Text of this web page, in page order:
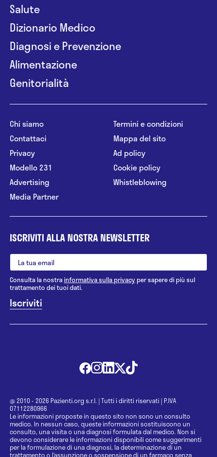
comportamenti di Salute, in Italia e all’estero.
Per finalità di ricerca clinica e sociale ho
collaborato con il Prof. Andrew Steptoe, presso la
University College London, e con l’organizzazione
non governativa Population Media Center.
Dal 2006 collaboro in qualità di esperto per la
Cooperazione Italiana allo Sviluppo, Ministero degli
Affari Esteri e della Cooperazione Internazionale
Salute
Dizionario Medico
Diagnosi e Prevenzione
Alimentazione
Genitorialità
Chi siamo
Contattaci
Privacy
Modello 231
Advertising
Media Partner
Termini e condizioni
Mappa del sito
Ad policy
Cookie policy
Whistleblowing
ISCRIVITI ALLA NOSTRA NEWSLETTER
Consulta la nostrainformativa sulla privacy per sapere di più sul
trattamento dei tuoi dati.
@ 2010 - 2026 Pazienti.org s.r.l. | Tutti i diritti riservati | P.IVA
07112280966
Le informazioni proposte in questo sito non sono un consulto
medico. In nessun caso, queste informazioni sostituiscono un
consulto, una visita o una diagnosi formulata dal medico. Non si
devono considerare le informazioni disponibili come suggerimenti
per la formulazione di una diagnosi, la determinazione di un
trattamento o l’assunzione o sospensione di un farmaco senza